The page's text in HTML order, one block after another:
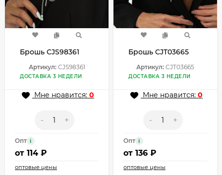
Брошь CJS98361
Артикул:CJS98361
ДОСТАВКА 3 НЕДЕЛИ
Мне нравится: 0
- +
Опт i
от 114 ₽
оптовые цены
Брошь CJT03665
Артикул: CJT03665
ДОСТАВКА 3 НЕДЕЛИ
Мне нравится: 0
- +
Опт i
от 136 ₽
оптовые цены